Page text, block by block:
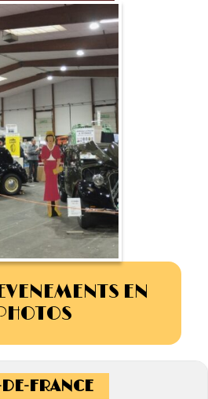
11 –
1957
6 G –
1947
6 D –
1955
6 H –
1956
EN
FRANCE